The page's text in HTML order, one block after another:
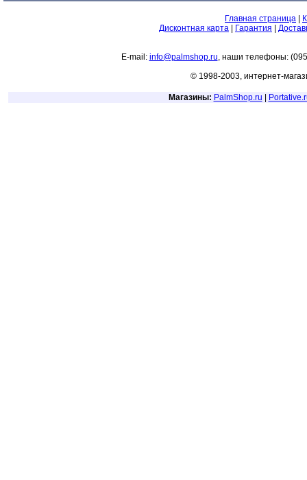
Главная страница
Дисконтная карта
Гарантия
E-mail: info@palmshop.ru, наши телефоны:
© 1998-2003, интернет-
Магазины: PalmShop.ru